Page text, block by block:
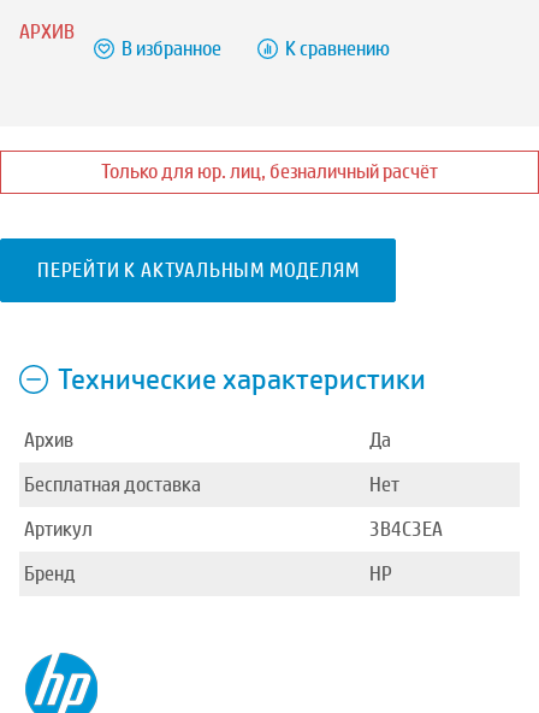
АРХИВ
В избранное К сравнению
Только для юр. лиц, безналичный расчёт
ПЕРЕЙТИ К АКТУАЛЬНЫМ МОДЕЛЯМ
Технические характеристики
Архив
Да
Бесплатная доставка
Нет
Артикул
3B4C3EA
Бренд
HP